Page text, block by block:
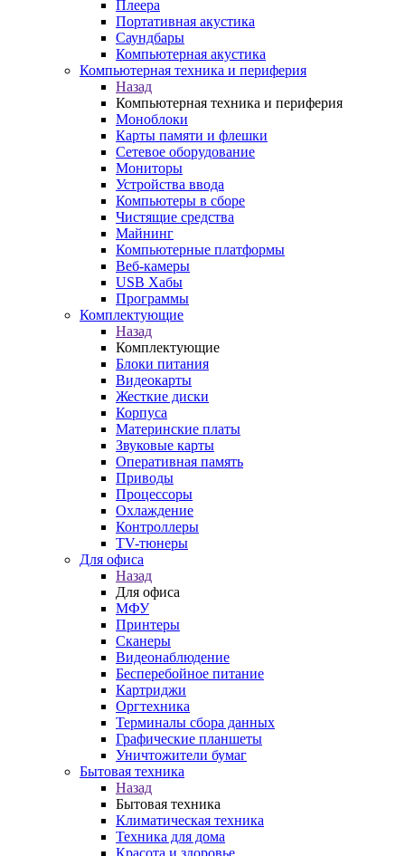
Плеера
Портативная акустика
Саундбары
Компьютерная акустика
Компьютерная техника и периферия
Назад
Компьютерная техника и периферия
Моноблоки
Карты памяти и флешки
Сетевое оборудование
Мониторы
Устройства ввода
Компьютеры в сборе
Чистящие средства
Майнинг
Компьютерные платформы
Веб-камеры
USB Хабы
Программы
Комплектующие
Назад
Комплектующие
Блоки питания
Видеокарты
Жесткие диски
Корпуса
Материнские платы
Звуковые карты
Оперативная память
Приводы
Процессоры
Охлаждение
Контроллеры
TV-тюнеры
Для офиса
Назад
Для офиса
МФУ
Принтеры
Сканеры
Видеонаблюдение
Бесперебойное питание
Картриджи
Оргтехника
Терминалы сбора данных
Графические планшеты
Уничтожители бумаг
Бытовая техника
Назад
Бытовая техника
Климатическая техника
Техника для дома
Красота и здоровье